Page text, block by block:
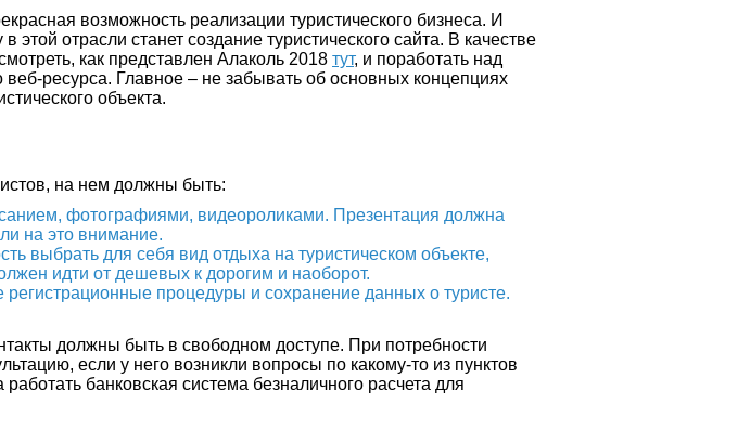
возможность реализации туристического бизнеса. И
этой отрасли станет создание туристического сайта. В качестве
как представлен Алаколь 2018 тут, и поработать над
веб-ресурса. Главное – не забывать об основных концепциях
объекта.
на нем должны быть:
фотографиями, видеороликами. Презентация должна
на это внимание.
выбрать для себя вид отдыха на туристическом объекте,
идти от дешевых к дорогим и наоборот.
процедуры и сохранение данных о туристе.
должны быть в свободном доступе. При потребности
если у него возникли вопросы по какому-то из пунктов
банковская система безналичного расчета для